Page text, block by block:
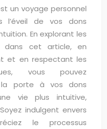
un voyage personnel
l’éveil de vos dons
En explorant les
dans cet article, en
et en respectant les
vous pouvez
la porte à vos dons
vie plus intuitive,
indulgent envers
le processus